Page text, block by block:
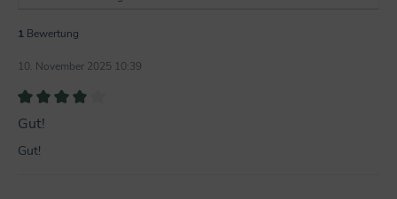
1 Bewertung
10. November 2025 10:39
Bewertung mit 4 von 5 Sternen
Gut!
Gut!